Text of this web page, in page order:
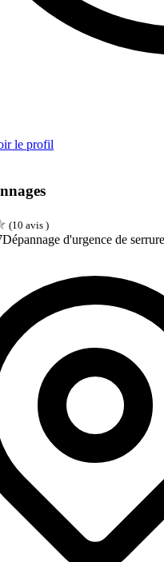
le profil
(10 avis )
Dépannage d'urgence de serrure